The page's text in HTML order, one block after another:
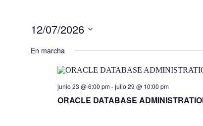
12/07/2026
fecha.
En marcha
junio 23 @ 6:00 pm-julio 29 @ 10:00 pm
ORACLE DATABASE